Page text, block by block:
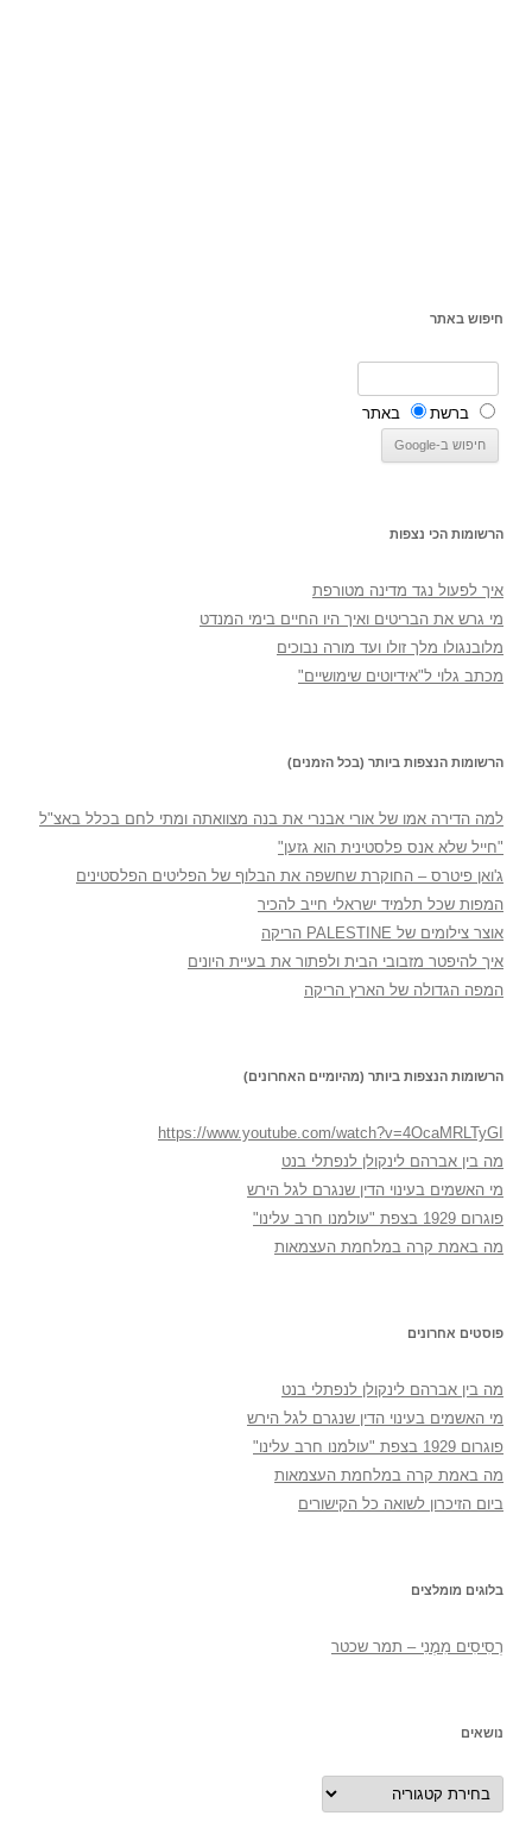
חיפוש באתר
ברשת באתר
הרשומות הכי נצפות
איך לפעול נגד מדינה מטורפת
מי גרש את הבריטים ואיך היו החיים בימי המנדט
מלובנגולו מלך זולו ועד מורה נבוכים
מכתב גלוי ל"אידיוטים שימושיים"
הרשומות הנצפות ביותר (בכל הזמנים)
למה הדירה אמו של אורי אבנרי את בנה מצוואתה ומתי לחם בכלל באצ"ל
"חייל שלא אנס פלסטינית הוא גזען"
ג'ואן פיטרס – החוקרת שחשפה את הבלוף של הפליטים הפלסטינים
המפות שכל תלמיד ישראלי חייב להכיר
אוצר צילומים של PALESTINE הריקה
איך להיפטר מזבובי הבית ולפתור את בעיית היונים
המפה הגדולה של הארץ הריקה
הרשומות הנצפות ביותר (מהיומיים האחרונים)
https://www.youtube.com/watch?v=4OcaMRLTyGI
מה בין אברהם לינקולן לנפתלי בנט
מי האשמים בעינוי הדין שנגרם לגל הירש
פוגרום 1929 בצפת "עולמנו חרב עלינו"
מה באמת קרה במלחמת העצמאות
פוסטים אחרונים
מה בין אברהם לינקולן לנפתלי בנט
מי האשמים בעינוי הדין שנגרם לגל הירש
פוגרום 1929 בצפת "עולמנו חרב עלינו"
מה באמת קרה במלחמת העצמאות
ביום הזיכרון לשואה כל הקישורים
בלוגים מומלצים
רְסִיסִים מִמֶנִי – תמר שכטר
נושאים
נושאים